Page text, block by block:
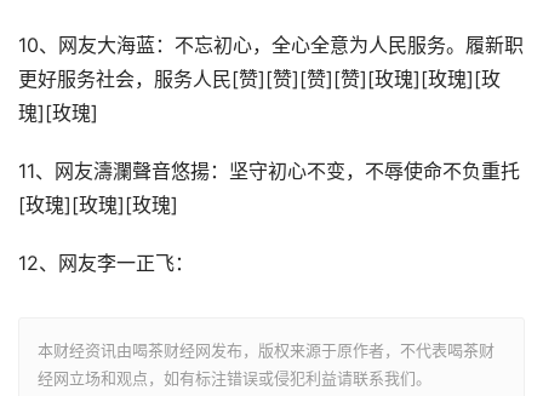
10、网友大海蓝：不忘初心，全心全意为人民服务。履新职
更好服务社会，服务人民[赞][赞][赞][赞][玫瑰][玫瑰][玫
瑰][玫瑰]
11、网友濤瀾聲音悠揚：坚守初心不变，不辱使命不负重托
[玫瑰][玫瑰][玫瑰]
12、网友李一正飞：
本财经资讯由喝茶财经网发布，版权来源于原作者，不代表喝茶财
经网立场和观点，如有标注错误或侵犯利益请联系我们。